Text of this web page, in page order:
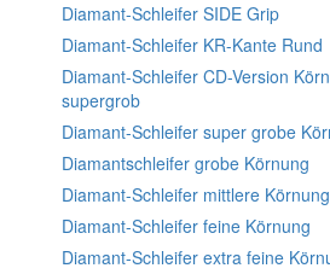
Diamant-Schleifer SIDE Grip
Diamant-Schleifer KR-Kante Rund
Diamant-Schleifer CD-Version
supergrob
Diamant-Schleifer super grobe
Diamantschleifer grobe Körnung
Diamant-Schleifer mittlere Körnung
Diamant-Schleifer feine Körnung
Diamant-Schleifer extra feine